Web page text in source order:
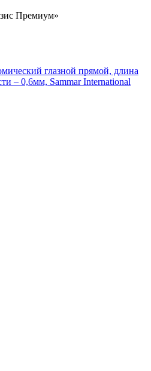
Премиум»
глазной прямой, длина
– 0,6мм, Sammar International